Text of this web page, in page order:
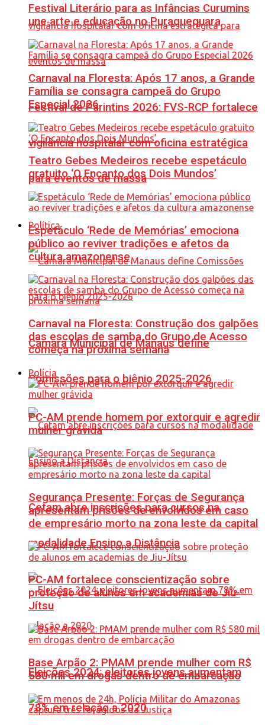
Festival de Parintins 2026: FVS-RCP fortalece
vigilância hospitalar com oficina estratégica
para eventos de massa
Política
Câmara Municipal de Manaus define
Comissões para o biênio 2025-2026
Cetam abre inscrições para cursos na
modalidade Ensino a Distância
Eleições 2024: eleitores jovens aumentam
78% em relação a 2020
Festival Literário para as Infâncias Curumins
une arte e educação no Puraquequara
Carnaval na Floresta: Após 17 anos, a Grande
Família se consagra campeã do Grupo
Especial 2026
Teatro Gebes Medeiros recebe espetáculo
gratuito ‘O Encanto dos Dois Mundos’
Espetáculo ‘Rede de Memórias’ emociona
público ao reviver tradições e afetos da
cultura amazonense
Carnaval na Floresta: Construção dos galpões
das escolas de samba do Grupo de Acesso
começa na próxima semana
Polícia
PC-AM prende homem por extorquir e agredir
mulher grávida
Segurança Presente: Forças de Segurança
apresentam prisões de envolvidos em caso
de empresário morto na zona leste da capital
PC-AM fortalece conscientização sobre
proteção de alunos em academias de Jiu-
Jítsu
Base Arpão 2: PMAM prende mulher com R$
580 mil em drogas dentro de embarcação